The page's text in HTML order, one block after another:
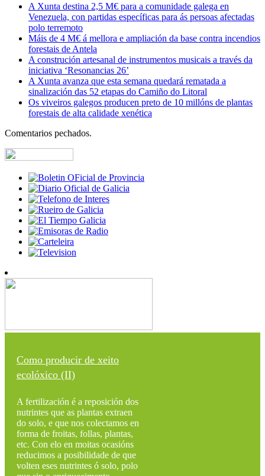
A Xunta destina 2,5 M€ para a comunidade galega en
Venezuela, con partidas específicas para ás persoas afectadas
polo terremoto
Máis de 4 M€ á mellora e ampliación da base contra incendios
forestais de Antela
A construción artesanal de instrumentos musicais a través da
iniciativa ‘Resonancias 26’
A Xunta avanza que esta semana quedará rematada a
sinalización das 52 etapas do Camiño do Litoral
Os viveiros galegos producen preto de 10 millóns de plantas
forestais de alta calidade xenética
Comentarios pechados.
Como producir de xeito
ecolóxico (II)
A fertilización é a reposición dos
nutrintes que as plantas extraen
do solo, e que nos colectamos en
forma de froitas, follas, plantas,
etc. Con elo en moitas ocasións
reducimos a posibilidade de que
volten eses nutrintes ó solo, polo